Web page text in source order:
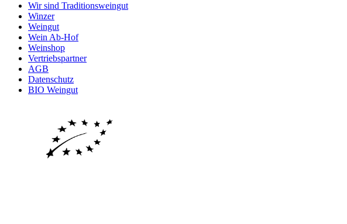
Wir sind Traditionsweingut
Winzer
Weingut
Wein Ab-Hof
Weinshop
Vertriebspartner
AGB
Datenschutz
BIO Weingut